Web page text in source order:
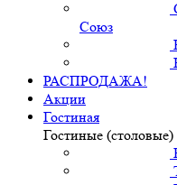
Союз
РАСПРОДАЖА!
Акции
Гостиная
Гостиные (столовые)